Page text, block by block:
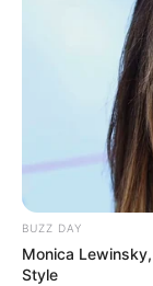
BUZZ DAY
Monica
Style